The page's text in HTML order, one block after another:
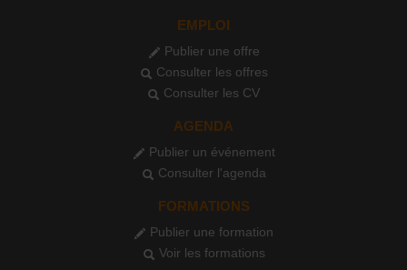
EMPLOI
Publier une offre
Consulter les offres
Consulter les CV
AGENDA
Publier un événement
Consulter l'agenda
FORMATIONS
Publier une formation
Voir les formations